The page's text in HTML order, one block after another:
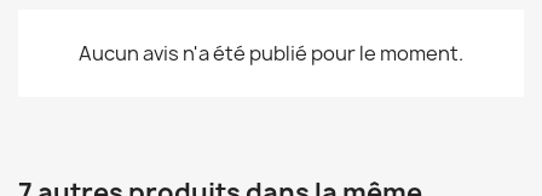
Aucun avis n'a été publié pour le moment.